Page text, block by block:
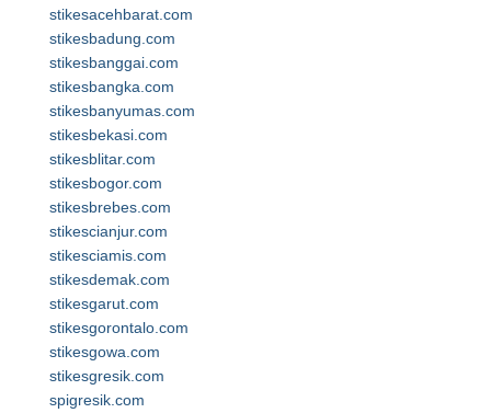
stikesacehbarat.com
stikesbadung.com
stikesbanggai.com
stikesbangka.com
stikesbanyumas.com
stikesbekasi.com
stikesblitar.com
stikesbogor.com
stikesbrebes.com
stikescianjur.com
stikesciamis.com
stikesdemak.com
stikesgarut.com
stikesgorontalo.com
stikesgowa.com
stikesgresik.com
spigresik.com